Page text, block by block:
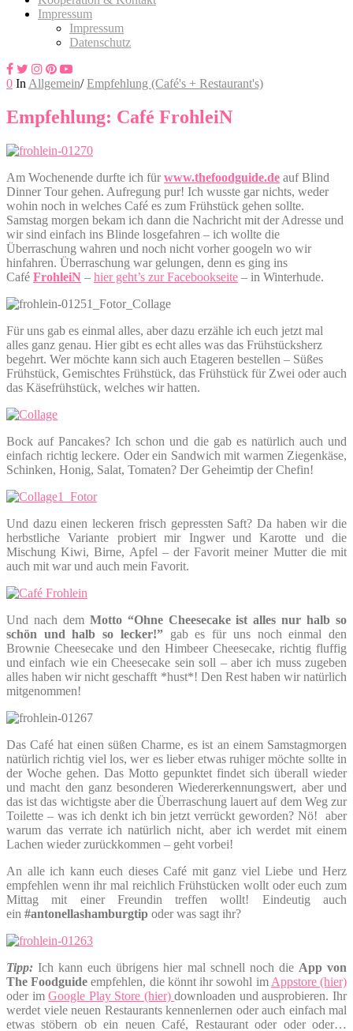
Impressum
Impressum
Datenschutz
0 In Allgemein/ Empfehlung (Café's + Restaurant's)
Empfehlung: Café FrohleiN
Am Wochenende durfte ich fürwww.thefoodguide.de auf Blind
Dinner Tour gehen. Aufregung pur! Ich wusste gar nichts, weder
wohin noch in welches Café es zum Frühstück gehen sollte.
Samstag morgen bekam ich dann die Nachricht mit der Adresse und
wir sind einfach ins Blinde losgefahren – ich wollte die
Überraschung wahren und noch nicht vorher googeln wo wir
hinfahren. Überraschung war gelungen, denn es ging ins
Café FrohleiN – hier geht’s zur Facebookseite – in Winterhude.
Für uns gab es einmal alles, aber dazu erzähle ich euch jetzt mal
alles ganz genau. Hier gibt es echt alles was das Frühstücksherz
begehrt. Wer möchte kann sich auch Etageren bestellen – Süßes
Frühstück, Gemischtes Frühstück, das Frühstück für Zwei oder auch
das Käsefrühstück, welches wir hatten.
Bock auf Pancakes? Ich schon und die gab es natürlich auch und
einfach richtig leckere. Oder ein Sandwich mit warmen Ziegenkäse,
Schinken, Honig, Salat, Tomaten? Der Geheimtip der Chefin!
Und dazu einen leckeren frisch gepressten Saft? Da haben wir die
herbstliche Variante probiert mir Ingwer und Karotte und die
Mischung Kiwi, Birne, Apfel – der Favorit meiner Mutter die mit
auch mit war und auch mein Favorit.
Und nach dem Motto “Ohne Cheesecake ist alles nur halb so
schön und halb so lecker!”gab es für uns noch einmal den
Brownie Cheesecake und den Himbeer Cheesecake, richtig fluffig
und einfach wie ein Cheesecake sein soll – aber ich muss zugeben
alles haben wir nicht geschafft *hust*! Den Rest haben wir natürlich
mitgenommen!
Das Café hat einen süßen Charme, es ist an einem Samstagmorgen
natürlich richtig viel los, wer es lieber etwas ruhiger möchte sollte in
der Woche gehen. Das Motto gepunktet findet sich überall wieder
und macht den ganz besonderen Wiedererkennungswert, aber und
das ist das wichtigste aber die Überraschung lauert auf dem Weg zur
Toilette – was ich denkt ich bin jetzt verrückt geworden? Nö! aber
warum das verrate ich natürlich nicht, aber ich werdet mit einem
Lachen wieder zurückkommen – geht vorbei!
An alle ich kann euch dieses Café mit ganz viel Liebe und Herz
empfehlen wenn ihr mal reichlich Frühstücken wollt oder euch zum
Mittag mit einer Freundin treffen wollt! Eindeutig auch
ein #antonellashamburgtip oder was sagt ihr?
Tipp: Ich kann euch übrigens hier mal schnell noch die App von
The Foodguide empfehlen, die könnt ihr sowohl im Appstore (hier)
oder imGoogle Play Store (hier)downloaden und ausprobieren. Ihr
werdet viele neuen Restaurants kennenlernen oder auch einfach mal
etwas stöbern ob ein neuen Café, Restaurant oder oder oder…